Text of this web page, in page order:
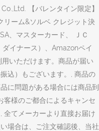
【バレンタイン限定】
リーム&ソルベ クレジット決
、マスターカード、 ＪＣ
イナース）、Amazonペイ
いただけます。商品が届い
込）もございます。, 商品の
に問題がある場合には商品到
客様のご都合によるキャンセ
全てメーカーより直接お届け
場合は、ご注文確認後、当社